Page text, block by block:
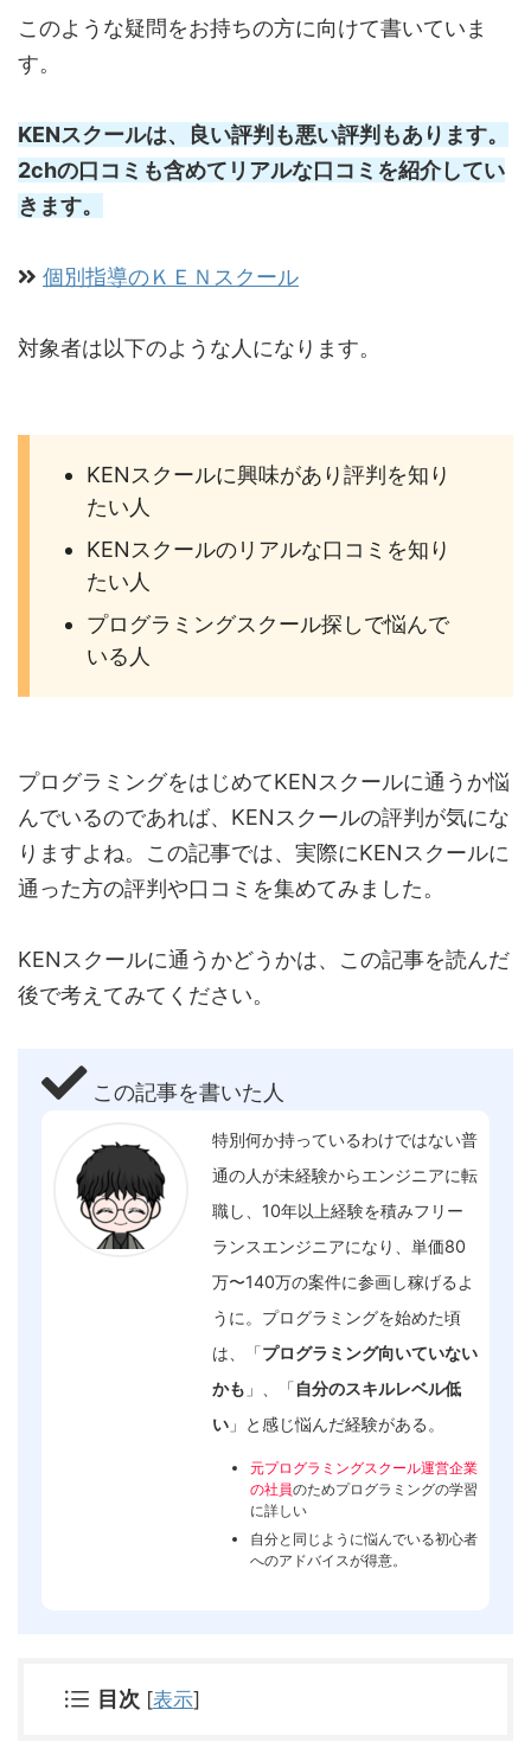
このような疑問をお持ちの方に向けて書いていま
す。
KENスクールは、良い評判も悪い評判もあります。
2chの口コミも含めてリアルな口コミを紹介してい
きます。
個別指導のＫＥＮスクール
対象者は以下のような人になります。
KENスクールに興味があり評判を知り
たい人
KENスクールのリアルな口コミを知り
たい人
プログラミングスクール探しで悩んで
いる人
プログラミングをはじめてKENスクールに通うか悩
んでいるのであれば、KENスクールの評判が気にな
りますよね。この記事では、実際にKENスクールに
通った方の評判や口コミを集めてみました。
KENスクールに通うかどうかは、この記事を読んだ
後で考えてみてください。
この記事を書いた人
特別何か持っているわけではない普
通の人が未経験からエンジニアに転
職し、10年以上経験を積みフリー
ランスエンジニアになり、単価80
万〜140万の案件に参画し稼げるよ
うに。プログラミングを始めた頃
は、「プログラミング向いていない
かも 」、「自分のスキルレベル低
い 」と感じ悩んだ経験がある。
元プログラミングスクール運営企業
の社員のためプログラミングの学習
に詳しい
自分と同じように悩んでいる初心者
へのアドバイスが得意。
目次 [表示]